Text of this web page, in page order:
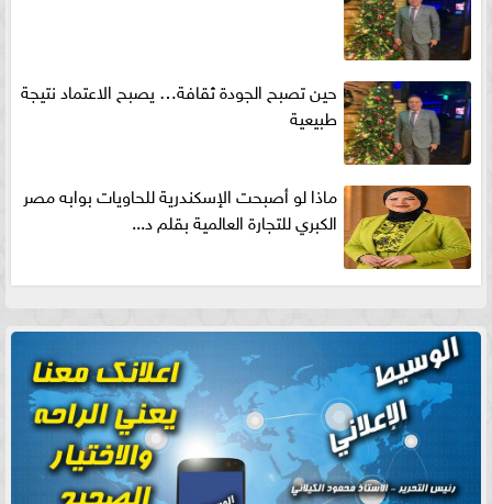
حين تصبح الجودة ثقافة… يصبح الاعتماد نتيجة
طبيعية
ماذا لو أصبحت الإسكندرية للحاويات بوابه مصر
الكبري للتجارة العالمية بقلم د...